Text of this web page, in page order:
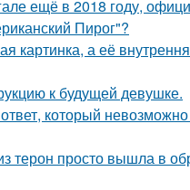
ещё в 2018 году,
Пирог"?
картинка, а её
к будущей девушке.
который
терон просто вышла в